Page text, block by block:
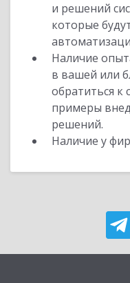
и решений
которые
Наличие
в вашей или
обратиться
примеры
решений.
Наличие у